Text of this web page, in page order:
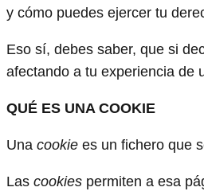
y cómo puedes ejercer tu
Eso sí, debes saber, que si
afectando a tu experiencia de
QUÉ ES UNA COOKIE
Una cookie es un fichero que
Las cookies permiten a esa